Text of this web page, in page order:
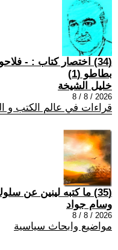
(34) اختصار كتاب : -
بطاطو (1)
خليل الشيخة
2026 / 8 / 8
قراءات في عالم الكتب و
(35) ما كتبه لينين عن سلوك الإنتهازيين
وسام جواد
2026 / 8 / 8
مواضيع وابحاث سياسية